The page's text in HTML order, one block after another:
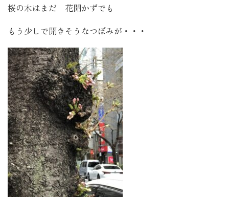
桜の木はまだ 花開かずでも
もう少しで開きそうなつぼみが・・・